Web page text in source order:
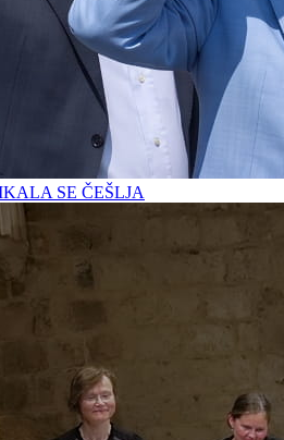
SE ČEŠLJA